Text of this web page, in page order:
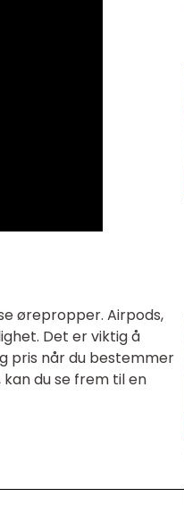
ørepropper. Airpods,
Det er viktig å
pris når du bestemmer
du se frem til en